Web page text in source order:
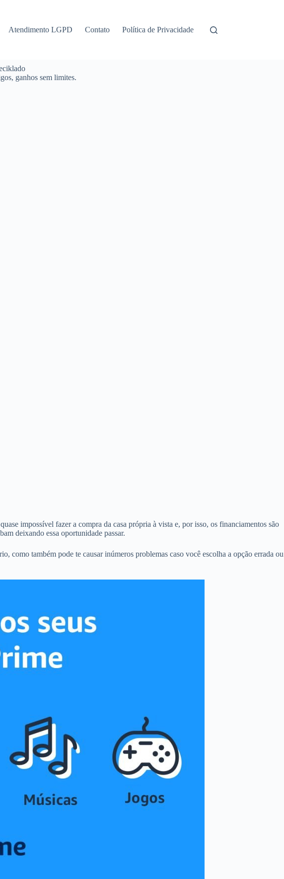
Atendimento LGPD Contato Política de Privacidade
ganhos sem limites.
impossível fazer a compra da casa própria à vista e, por isso, os financiamentos são
deixando essa oportunidade passar.
também pode te causar inúmeros problemas caso você escolha a opção errada ou